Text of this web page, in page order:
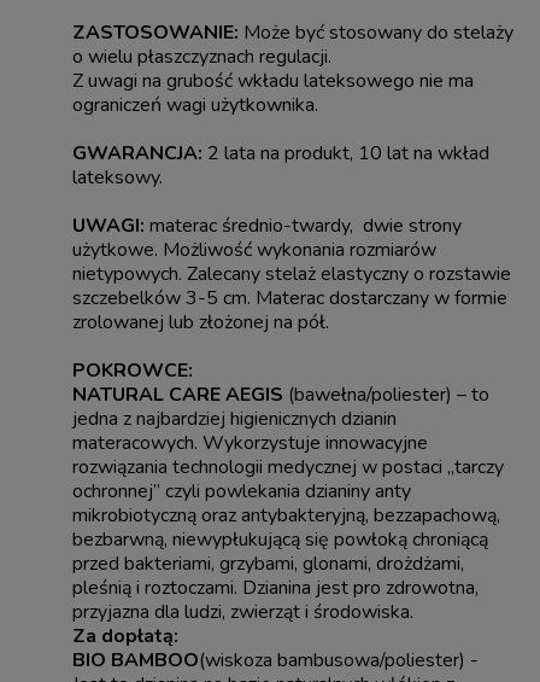
ZASTOSOWANIE: Może być stosowany do stelaży
o wielu płaszczyznach regulacji.
Z uwagi na grubość wkładu lateksowego nie ma
ograniczeń wagi użytkownika.
GWARANCJA: 2 lata na produkt, 10 lat na wkład
lateksowy.
UWAGI: materac średnio-twardy, dwie strony
użytkowe. Możliwość wykonania rozmiarów
nietypowych. Zalecany stelaż elastyczny o rozstawie
szczebelków 3-5 cm. Materac dostarczany w formie
zrolowanej lub złożonej na pół.
POKROWCE:
NATURAL CARE AEGIS (bawełna/poliester) – to
jedna z najbardziej higienicznych dzianin
materacowych. Wykorzystuje innowacyjne
rozwiązania technologii medycznej w postaci „tarczy
ochronnej” czyli powlekania dzianiny anty
mikrobiotyczną oraz antybakteryjną, bezzapachową,
bezbarwną, niewypłukującą się powłoką chroniącą
przed bakteriami, grzybami, glonami, drożdżami,
pleśnią i roztoczami. Dzianina jest pro zdrowotna,
przyjazna dla ludzi, zwierząt i środowiska.
Za dopłatą:
BIO BAMBOO(wiskoza bambusowa/poliester) -